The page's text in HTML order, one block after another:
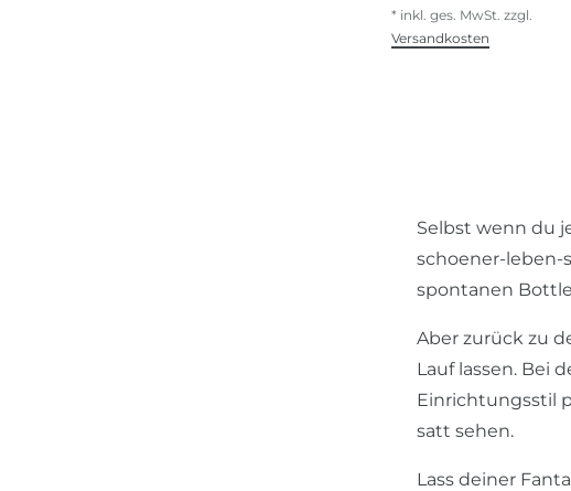
* inkl. ges. MwSt. zzgl.
Versandkosten
Selbst wenn du
schoener-leben-
spontanen
Aber zurück zu
Lauf lassen. Bei
Einrichtungsstil
satt sehen.
Lass deiner